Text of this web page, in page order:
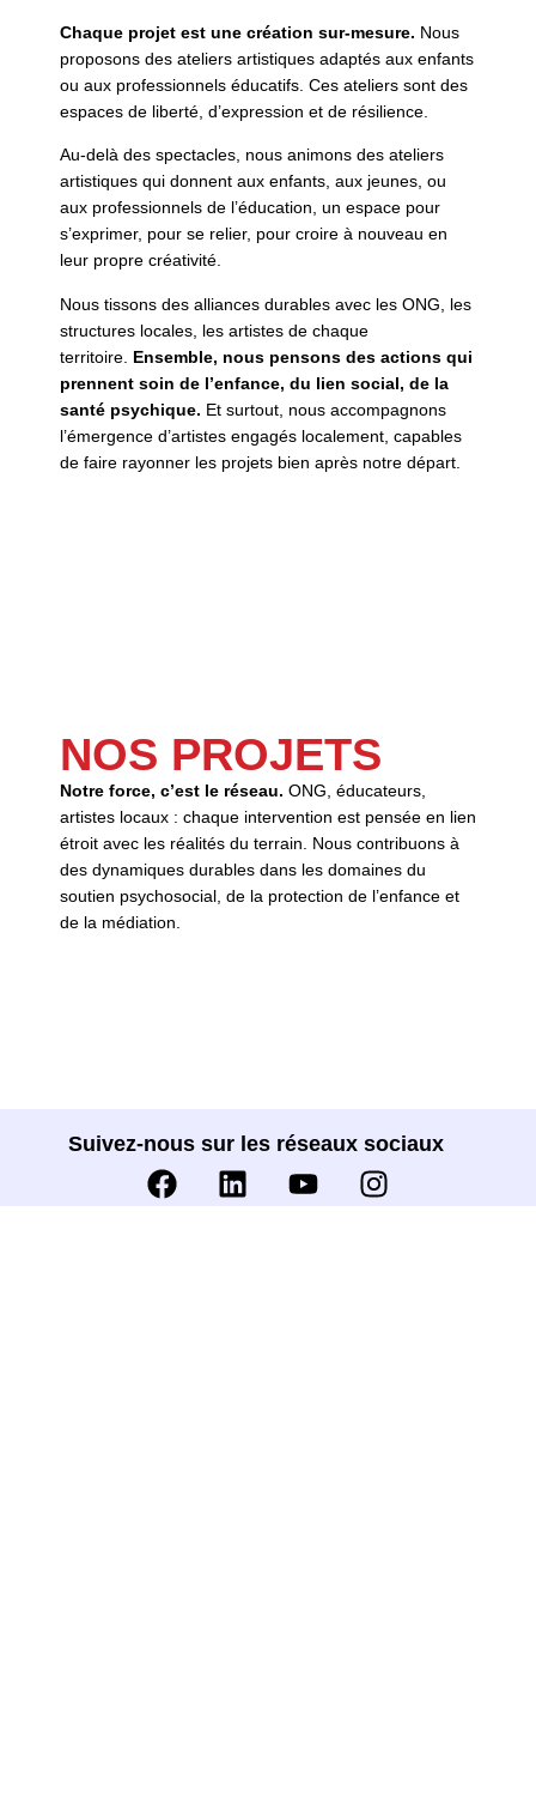
Chaque projet est une création sur-mesure. Nous
proposons des ateliers artistiques adaptés aux enfants
ou aux professionnels éducatifs. Ces ateliers sont des
espaces de liberté, d’expression et de résilience.
Au-delà des spectacles, nous animons des ateliers
artistiques qui donnent aux enfants, aux jeunes, ou
aux professionnels de l’éducation, un espace pour
s’exprimer, pour se relier, pour croire à nouveau en
leur propre créativité.
Nous tissons des alliances durables avec les ONG, les
structures locales, les artistes de chaque
territoire. Ensemble, nous pensons des actions qui
prennent soin de l’enfance, du lien social, de la
santé psychique. Et surtout, nous accompagnons
l’émergence d’artistes engagés localement, capables
de faire rayonner les projets bien après notre départ.
NOS PROJETS
Notre force, c’est le réseau. ONG, éducateurs,
artistes locaux : chaque intervention est pensée en lien
étroit avec les réalités du terrain. Nous contribuons à
des dynamiques durables dans les domaines du
soutien psychosocial, de la protection de l’enfance et
de la médiation.
Suivez-nous sur les réseaux sociaux